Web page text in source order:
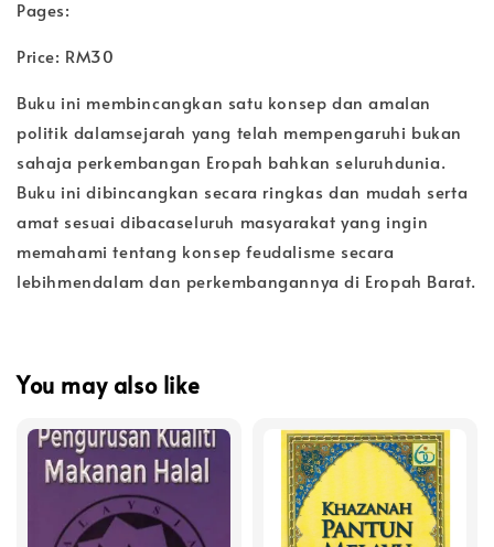
Pages:
Price: RM30
Buku ini membincangkan satu konsep dan amalan
politik dalamsejarah yang telah mempengaruhi bukan
sahaja perkembangan Eropah bahkan seluruhdunia.
Buku ini dibincangkan secara ringkas dan mudah serta
amat sesuai dibacaseluruh masyarakat yang ingin
memahami tentang konsep feudalisme secara
lebihmendalam dan perkembangannya di Eropah Barat.
You may also like